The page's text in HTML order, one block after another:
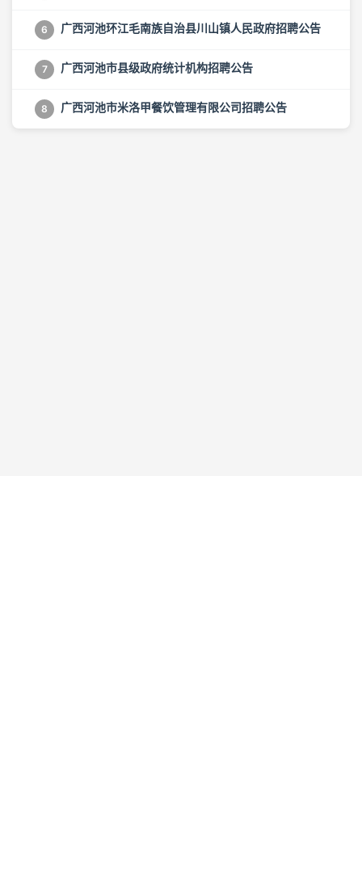
6 广西河池环江毛南族自治县川山镇人民政府招聘公告
7 广西河池市县级政府统计机构招聘公告
8 广西河池市米洛甲餐饮管理有限公司招聘公告